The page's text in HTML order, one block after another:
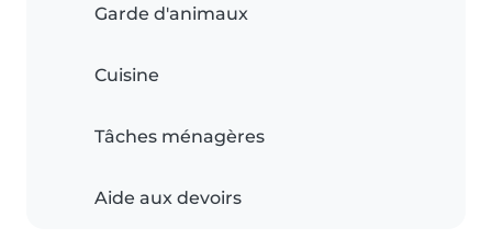
Garde d'animaux
Cuisine
Tâches ménagères
Aide aux devoirs